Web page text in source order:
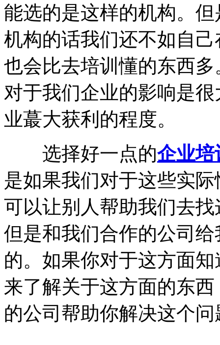
能选的是这样的机构。
机构的话我们还不如自
也会比去培训懂的东西
对于我们企业的影响是
业蕞大获利的程度。
选择好一点的企业培
是如果我们对于这些实
可以让别人帮助我们去
但是和我们合作的公司
的。如果你对于这方面
来了解关于这方面的东
的公司帮助你解决这个问